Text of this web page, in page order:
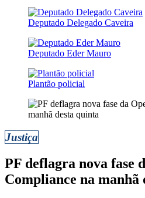
Deputado Delegado Caveira
Deputado Eder Mauro
Plantão policial
Justiça
PF deflagra nova fase
Compliance na manhã